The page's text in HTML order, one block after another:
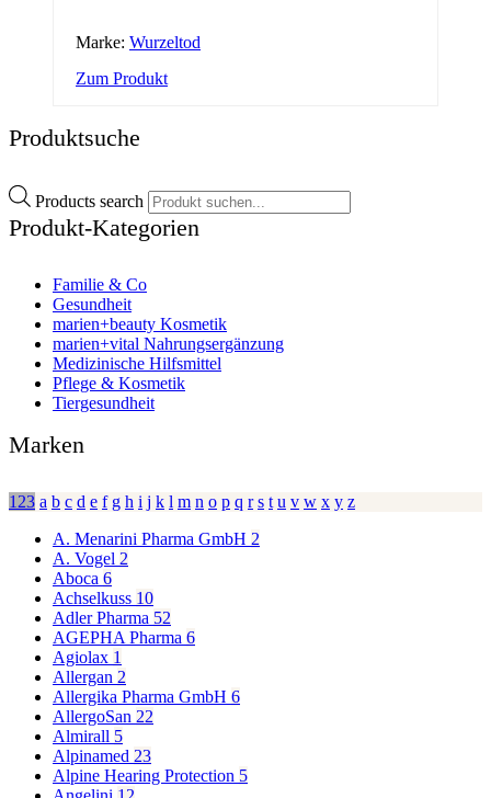
Marke: Wurzeltod
Zum Produkt
Produktsuche
Products search
Produkt-Kategorien
Familie & Co
Gesundheit
marien+beauty Kosmetik
marien+vital Nahrungsergänzung
Medizinische Hilfsmittel
Pflege & Kosmetik
Tiergesundheit
Marken
123 a b c d e f g h i j k l m n o p q r s t u v w x y z
A. Menarini Pharma GmbH 2
A. Vogel 2
Aboca 6
Achselkuss 10
Adler Pharma 52
AGEPHA Pharma 6
Agiolax 1
Allergan 2
Allergika Pharma GmbH 6
AllergoSan 22
Almirall 5
Alpinamed 23
Alpine Hearing Protection 5